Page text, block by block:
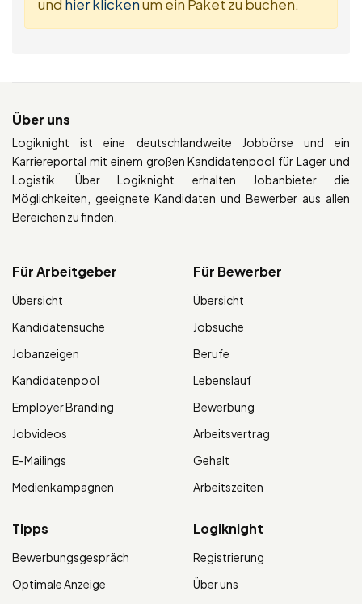
und hier klickenum ein Paket zu buchen.
Über uns
Logiknight ist eine deutschlandweite Jobbörse und ein
Karriereportal mit einem großen Kandidatenpool für Lager und
Logistik. Über Logiknight erhalten Jobanbieter die
Möglichkeiten, geeignete Kandidaten und Bewerber aus allen
Bereichen zu finden.
Für Arbeitgeber
Übersicht
Kandidatensuche
Jobanzeigen
Kandidatenpool
Employer Branding
Jobvideos
E-Mailings
Medienkampagnen
Für Bewerber
Übersicht
Jobsuche
Berufe
Lebenslauf
Bewerbung
Arbeitsvertrag
Gehalt
Arbeitszeiten
Tipps
Bewerbungsgespräch
Optimale Anzeige
Logiknight
Registrierung
Über uns